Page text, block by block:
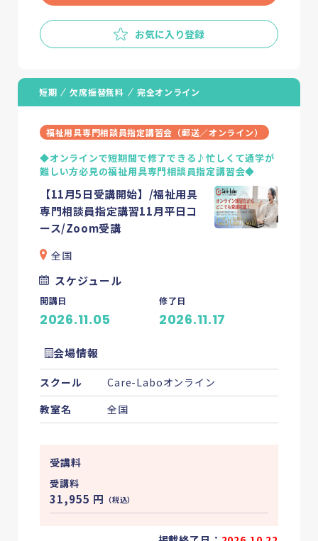
お気に入り登録
短期 欠席振替無料 完全オンライン
福祉用具専門相談員指定講習会（郵送／オンライン）
◆オンラインで短期間で修了できる♪忙しくて通学が
難しい方必見の福祉用具専門相談員指定講習会◆
【11月5日受講開始】/福祉用具
専門相談員指定講習11月平日コ
ース/Zoom受講
全国
スケジュール
開講日
2026.11.05
修了日
2026.11.17
会場情報
スクール
Care-Laboオンライン
教室名
全国
受講料
受講料
31,955 円 （税込）